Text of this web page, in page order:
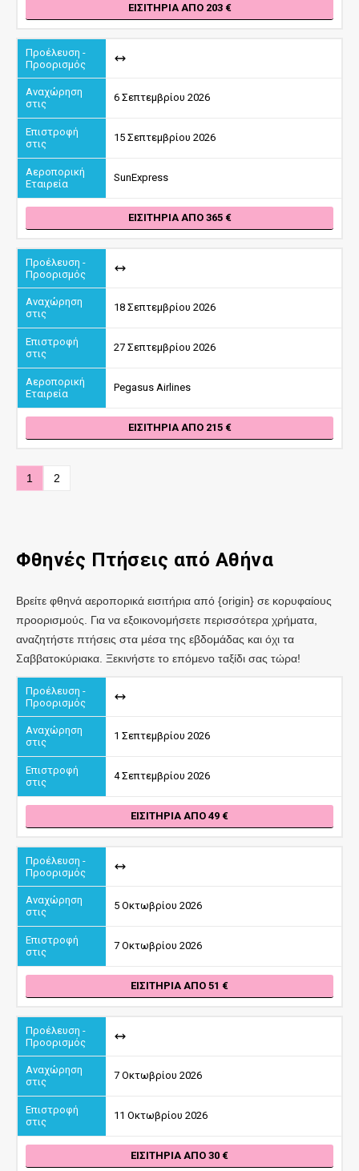
ΕΙΣΙΤΉΡΙΑ ΑΠΌ 203
6 Σεπτεμβρίου 2026
15 Σεπτεμβρίου 2026
SunExpress
ΕΙΣΙΤΉΡΙΑ ΑΠΌ 365
18 Σεπτεμβρίου 2026
27 Σεπτεμβρίου 2026
Pegasus Airlines
ΕΙΣΙΤΉΡΙΑ ΑΠΌ 215
1 2
Φθηνές Πτήσεις από Αθήνα
Βρείτε φθηνά αεροπορικά εισιτήρια από {origin} σε κορυφαίους
προορισμούς. Για να εξοικονομήσετε περισσότερα χρήματα,
αναζητήστε πτήσεις στα μέσα της εβδομάδας και όχι τα
Σαββατοκύριακα. Ξεκινήστε το επόμενο ταξίδι σας τώρα!
1 Σεπτεμβρίου 2026
4 Σεπτεμβρίου 2026
ΕΙΣΙΤΉΡΙΑ ΑΠΌ 49
5 Οκτωβρίου 2026
7 Οκτωβρίου 2026
ΕΙΣΙΤΉΡΙΑ ΑΠΌ 51
7 Οκτωβρίου 2026
11 Οκτωβρίου 2026
ΕΙΣΙΤΉΡΙΑ ΑΠΌ 30